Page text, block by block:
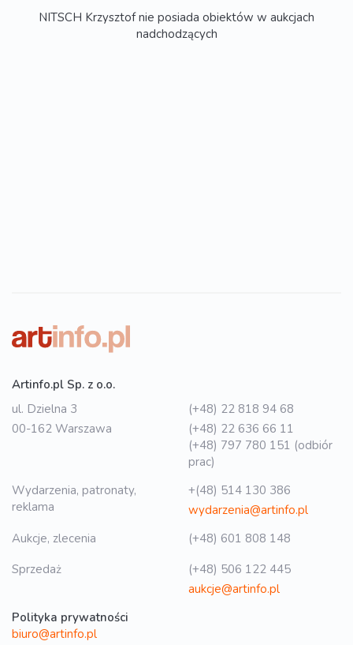
NITSCH Krzysztof nie posiada obiektów w aukcjach
nadchodzących
Artinfo.pl Sp. z o.o.
ul. Dzielna 3
00-162 Warszawa
(+48) 22 818 94 68
(+48) 22 636 66 11
(+48) 797 780 151 (odbiór
prac)
Wydarzenia, patronaty,
reklama
+(48) 514 130 386
wydarzenia@artinfo.pl
Aukcje, zlecenia
(+48) 601 808 148
Sprzedaż
(+48) 506 122 445
aukcje@artinfo.pl
Polityka prywatności
biuro@artinfo.pl